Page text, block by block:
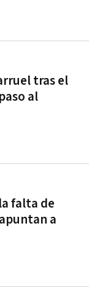
tras el
al
falta de
a